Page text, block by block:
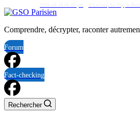
Comprendre, décrypter, raconter
Forum
Fact-checking
Rechercher